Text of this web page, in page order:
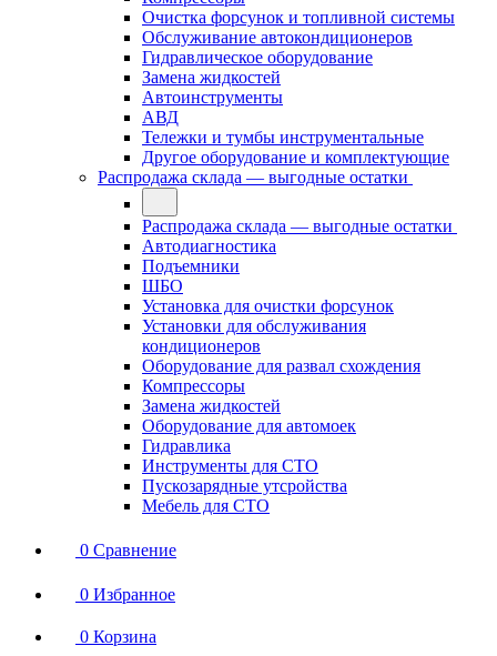
Очистка форсунок и топливной системы
Обслуживание автокондиционеров
Гидравлическое оборудование
Замена жидкостей
Автоинструменты
АВД
Тележки и тумбы инструментальные
Другое оборудование и комплектующие
Распродажа склада — выгодные остатки
Распродажа склада — выгодные остатки
Автодиагностика
Подъемники
ШБО
Установка для очистки форсунок
Установки для обслуживания
кондиционеров
Оборудование для развал схождения
Компрессоры
Замена жидкостей
Оборудование для автомоек
Гидравлика
Инструменты для СТО
Пускозарядные утсройства
Мебель для СТО
0 Сравнение
0 Избранное
0 Корзина